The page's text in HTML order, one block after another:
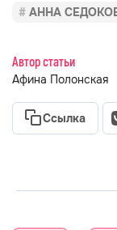
АННА
Автор статьи
Афина Полонская
Ссылка